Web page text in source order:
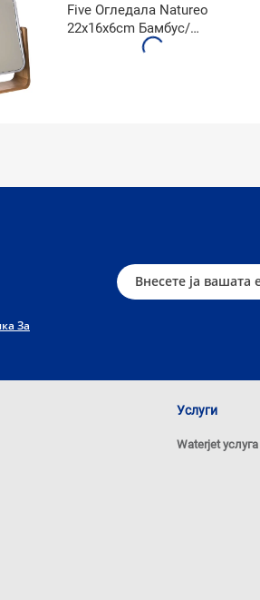
Five Oгледала Natureo
22x16x6cm Бамбус/
Стакло/Полистирен Бела
За
Услуги
Waterjet услуга